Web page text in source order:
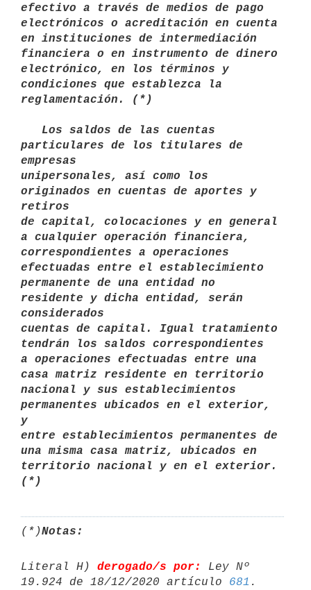
efectivo a través de medios de pago
electrónicos o acreditación en cuenta
en instituciones de intermediación
financiera o en instrumento de dinero
electrónico, en los términos y
condiciones que establezca la
reglamentación. (*)
particulares de los titulares de
empresas
unipersonales, así como los
originados en cuentas de aportes y
retiros
de capital, colocaciones y en general
a cualquier operación financiera,
correspondientes a operaciones
efectuadas entre el establecimiento
permanente de una entidad no
residente y dicha entidad, serán
considerados
cuentas de capital. Igual tratamiento
tendrán los saldos correspondientes
a operaciones efectuadas entre una
casa matriz residente en territorio
nacional y sus establecimientos
permanentes ubicados en el exterior,
y
entre establecimientos permanentes de
una misma casa matriz, ubicados en
territorio nacional y en el exterior.
(*)
(*)Notas:
Literal H) derogado/s por:
Ley Nº
19.924 de 18/12/2020 artículo 681